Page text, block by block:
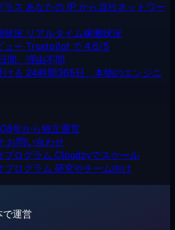
ラス あなたの IP から当社ネットワー
状況 リアルタイム稼働状況
ュー Trustpilot で 4.6/5
間、理由不問
ける 24時間365日、本物のエンジニ
年から独立運営
お問い合わせ
プログラム Cloudzyでスケール
プログラム 研究やチーム向け
運営